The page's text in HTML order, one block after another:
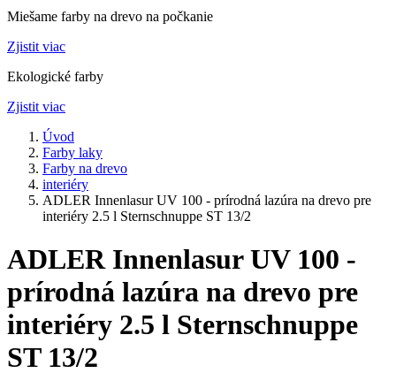
Miešame farby na drevo na počkanie
Zjistit viac
Ekologické farby
Zjistit viac
Úvod
Farby laky
Farby na drevo
interiéry
ADLER Innenlasur UV 100 - prírodná lazúra na drevo pre
interiéry 2.5 l Sternschnuppe ST 13/2
ADLER Innenlasur UV 100 -
prírodná lazúra na drevo pre
interiéry 2.5 l Sternschnuppe
ST 13/2